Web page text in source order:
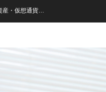
産・仮想通貨…